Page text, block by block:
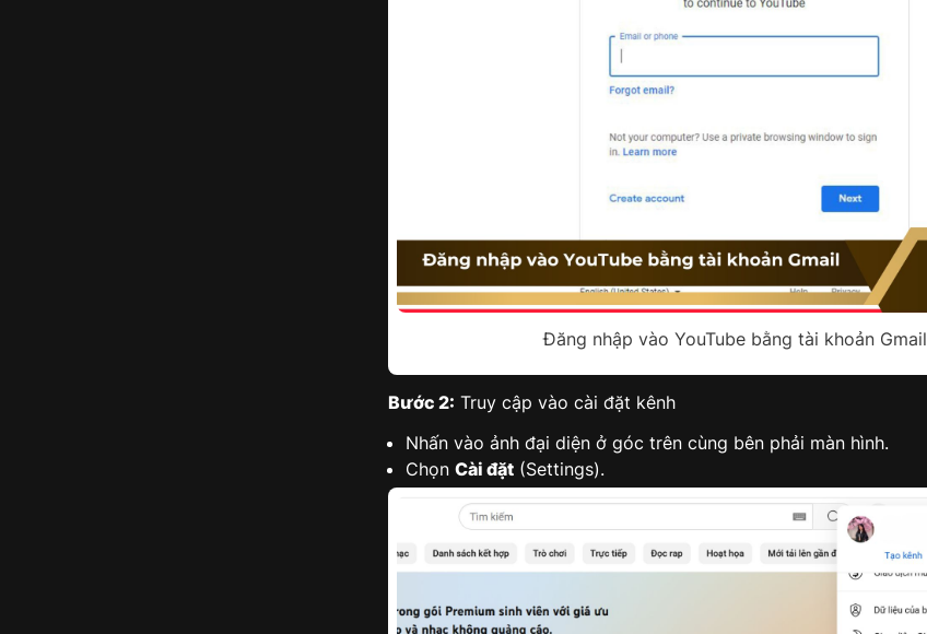
Đăng nhập vào YouTube bằng tài khoản Gmail
Bước 2: Truy cập vào cài đặt kênh
Nhấn vào ảnh đại diện ở góc trên cùng bên phải màn hình.
Chọn Cài đặt (Settings).